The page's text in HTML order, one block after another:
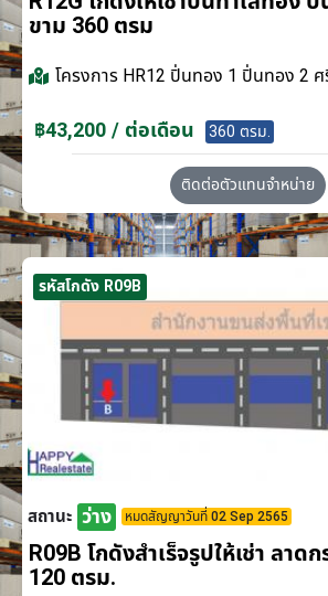
ขาม 360 ตรม
โครงการ HR12 ปิ่นทอง 1 ปิ่นทอง 2 ศ
฿43,200 / ต่อเดือน 360 ตรม.
ติดต่อตัวแทนจำหน่าย
รหัสโกดัง R09B
สถานะ ว่าง หมดสัญญาวันที่ 02 Sep 2565
R09B โกดังสำเร็จรูปให้เช่า ลาด
120 ตรม.